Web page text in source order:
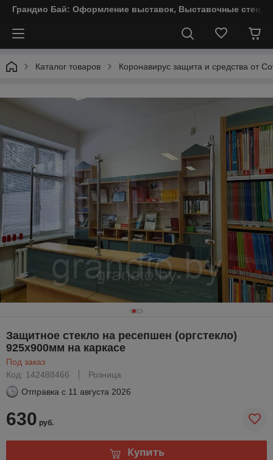
Грандио Бай: Оформление выставок, Выставочные
Каталог товаров Коронавирус защита и средства от
Защитное стекло на ресепшен (оргстекло)
925х900мм на каркасе
Под заказ
Код: 142488466
Розница
Отправка с 11 августа 2026
630 руб.
Купить